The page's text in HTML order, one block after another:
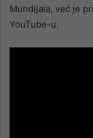
Mundijala, već je
YouTube-u.